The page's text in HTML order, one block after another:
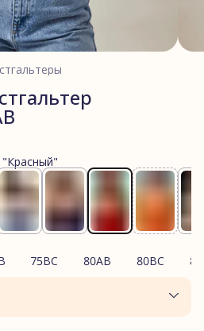
"Красный"
75BC 80AB 80BC